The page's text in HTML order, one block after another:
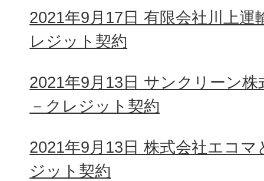
2021年9月17日 有限会社川上運
レジット契約
2021年9月13日 サンクリーン
－クレジット契約
2021年9月13日 株式会社エコ
ジット契約